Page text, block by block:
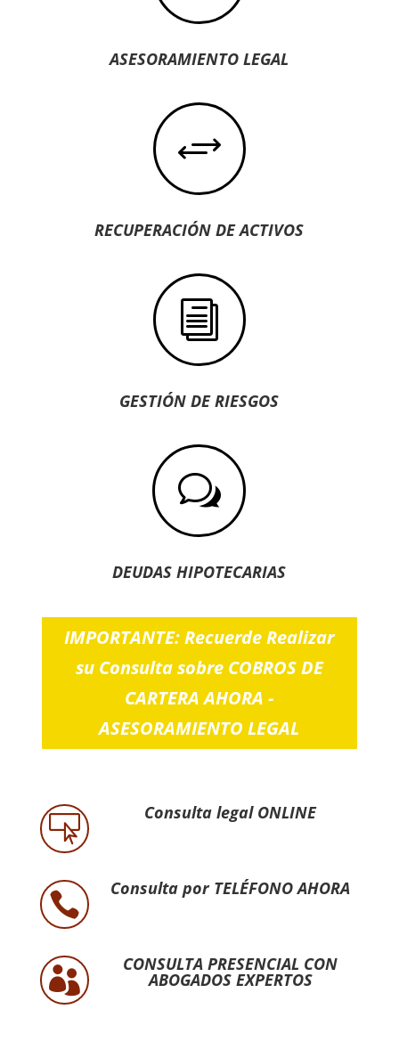
ASESORAMIENTO LEGAL
+
RECUPERACIÓN DE ACTIVOS
i
GESTIÓN DE RIESGOS
w
DEUDAS HIPOTECARIAS
IMPORTANTE: Recuerde Realizar
su Consulta sobre COBROS DE
CARTERA AHORA -
ASESORAMIENTO LEGAL

Consulta legal ONLINE

Consulta por TELÉFONO AHORA

CONSULTA PRESENCIAL CON
ABOGADOS EXPERTOS